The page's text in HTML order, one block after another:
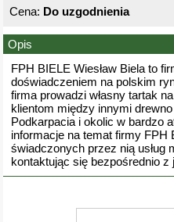
Cena: Do uzgodnienia
Opis
FPH BIELE Wiesław Biela to
doświadczeniem na polskim
firma prowadzi własny tartak
klientom między innymi
Podkarpacia i okolic w bardzo
informacje na temat firmy FPH
świadczonych przez nią usług
kontaktując się bezpośrednio z